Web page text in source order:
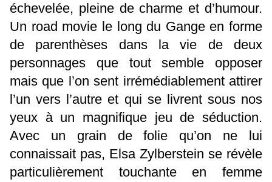
échevelée, pleine de charme et d’humour.
Un road movie le long du Gange en forme
de parenthèses dans la vie de deux
personnages que tout semble opposer
mais que l’on sent irrémédiablement attirer
l’un vers l’autre et qui se livrent sous nos
yeux à un magnifique jeu de séduction.
Avec un grain de folie qu’on ne lui
connaissait pas, Elsa Zylberstein se révèle
particulièrement touchante en femme